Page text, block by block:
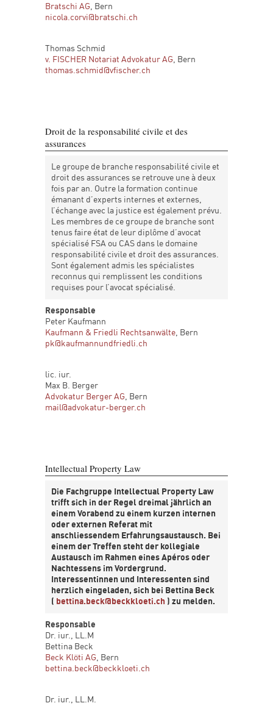
Bratschi AG, Bern
nicola.corvi@bratschi.ch
Thomas Schmid
v. FISCHER Notariat Advokatur AG, Bern
thomas.schmid@vfischer.ch
Droit de la responsabilité civile et des
assurances
Le groupe de branche responsabilité civile et
droit des assurances se retrouve une à deux
fois par an. Outre la formation continue
émanant d’experts internes et externes,
l’échange avec la justice est également prévu.
Les membres de ce groupe de branche sont
tenus faire état de leur diplôme d’avocat
spécialisé FSA ou CAS dans le domaine
responsabilité civile et droit des assurances.
Sont également admis les spécialistes
reconnus qui remplissent les conditions
requises pour l’avocat spécialisé.
Responsable
Peter Kaufmann
Kaufmann & Friedli Rechtsanwälte, Bern
pk@kaufmannundfriedli.ch
lic. iur.
Max B. Berger
Advokatur Berger AG, Bern
mail@advokatur-berger.ch
Intellectual Property Law
Die Fachgruppe Intellectual Property Law
trifft sich in der Regel dreimal jährlich an
einem Vorabend zu einem kurzen internen
oder externen Referat mit
anschliessendem Erfahrungsaustausch. Bei
einem der Treffen steht der kollegiale
Austausch im Rahmen eines Apéros oder
Nachtessens im Vordergrund.
Interessentinnen und Interessenten sind
herzlich eingeladen, sich bei Bettina Beck
( bettina.beck@beckkloeti.ch ) zu melden.
Responsable
Dr. iur., LL.M
Bettina Beck
Beck Klöti AG, Bern
bettina.beck@beckkloeti.ch
Dr. iur., LL.M.